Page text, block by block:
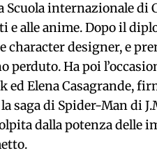
Scuola internazionale di
e alle anime. Dopo il
character designer, e
Ha poi
ed Elena Casagrande,
saga di Spider-Man di
dalla potenza delle